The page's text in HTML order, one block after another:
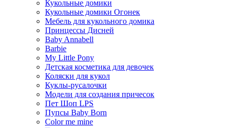
Кукольные домики
Кукольные домики Огонек
Мебель для кукольного домика
Принцессы Дисней
Baby Annabell
Barbie
My Little Pony
Детская косметика для девочек
Коляски для кукол
Куклы-русалочки
Модели для создания причесок
Пет Шоп LPS
Пупсы Baby Born
Сolor me mine